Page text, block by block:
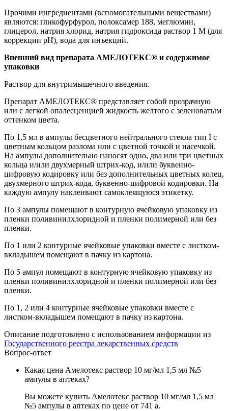
Прочими ингредиентами (вспомогательными веществами)
являются: гликофурфурол, полоксамер 188, меглюмин,
глицерол, натрия хлорид, натрия гидроксида раствор 1 М (для
коррекции pH), вода для инъекций.
Внешний вид препарата АМЕЛОТЕКС® и содержимое
упаковки
Раствор для внутримышечного введения.
Препарат АМЕЛОТЕКС® представляет собой прозрачную
или с легкой опалесценцией жидкость желтого с зеленоватым
оттенком цвета.
По 1,5 мл в ампулы бесцветного нейтрального стекла тип I с
цветным кольцом разлома или с цветной точкой и насечкой.
На ампулы дополнительно наносят одно, два или три цветных
кольца и/или двухмерный штрих-код, и/или буквенно-
цифровую кодировку или без дополнительных цветных колец,
двухмерного штрих-кода, буквенно-цифровой кодировки. На
каждую ампулу наклеивают самоклеящуюся этикетку.
По 3 ампулы помещают в контурную ячейковую упаковку из
пленки поливинилхлоридной и пленки полимерной или без
пленки.
По 1 или 2 контурные ячейковые упаковки вместе с листком-
вкладышем помещают в пачку из картона.
По 5 ампул помещают в контурную ячейковую упаковку из
пленки поливинилхлоридной и пленки полимерной или без
пленки.
По 1, 2 или 4 контурные ячейковые упаковки вместе с
листком-вкладышем помещают в пачку из картона.
Описание подготовлено с использованием информации из
Государственного реестра лекарственных средств
Вопрос-ответ
Какая цена Амелотекс раствор 10 мг/мл 1,5 мл №5
ампулы в аптеках?
Вы можете купить Амелотекс раствор 10 мг/мл 1,5 мл
№5 ампулы в аптеках по цене от 741 a.